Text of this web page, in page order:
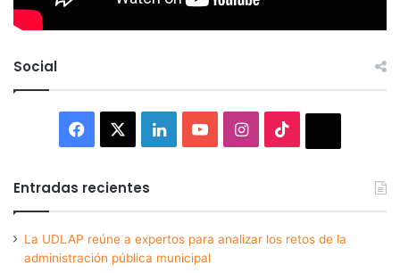
Social
Facebook LinkedInYouTubeInstagram
Entradas recientes
La UDLAP reúne a expertos para analizar los retos de la
administración pública municipal